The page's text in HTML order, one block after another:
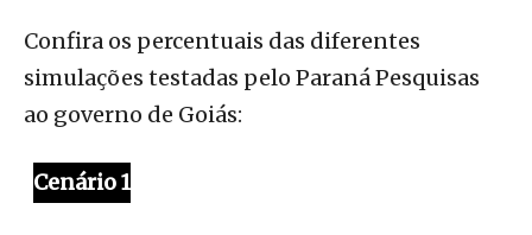
Confira os percentuais das diferentes
simulações testadas pelo Paraná Pesquisas
ao governo de Goiás:
Cenário 1